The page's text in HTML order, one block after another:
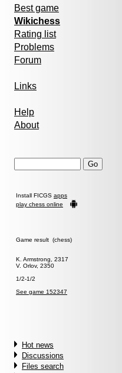
Best game
Wikichess
Rating list
Problems
Forum
Links
Help
About
Install FICGS apps
play chess online
Game result (chess)
K. Armstrong, 2317
V. Orlov, 2350
1/2-1/2
See game 152347
Hot news
Discussions
Files search